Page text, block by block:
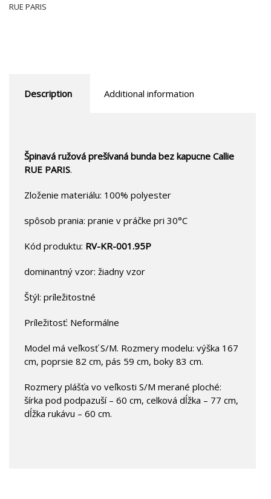
RUE PARIS
Description Additional information
Špinavá ružová prešívaná bunda bez kapucne Callie
RUE PARIS.
Zloženie materiálu: 100% polyester
spôsob prania: pranie v práčke pri 30°C
Kód produktu: RV-KR-001.95P
dominantný vzor: žiadny vzor
Štýl: príležitostné
Príležitosť: Neformálne
Model má veľkosť S/M. Rozmery modelu: výška 167
cm, poprsie 82 cm, pás 59 cm, boky 83 cm.
Rozmery plášťa vo veľkosti S/M merané ploché:
šírka pod podpazuší – 60 cm, celková dĺžka – 77 cm,
dĺžka rukávu – 60 cm.